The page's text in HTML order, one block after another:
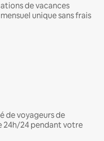
de vacances
unique sans frais
de voyageurs de
24h/24 pendant votre